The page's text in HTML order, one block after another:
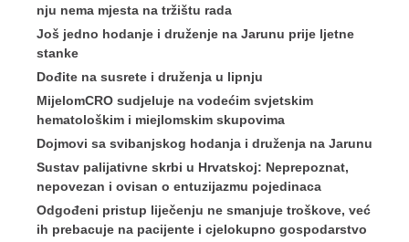
nju nema mjesta na tržištu rada
Još jedno hodanje i druženje na Jarunu prije ljetne
stanke
Dođite na susrete i druženja u lipnju
MijelomCRO sudjeluje na vodećim svjetskim
hematološkim i miejlomskim skupovima
Dojmovi sa svibanjskog hodanja i druženja na Jarunu
Sustav palijativne skrbi u Hrvatskoj: Neprepoznat,
nepovezan i ovisan o entuzijazmu pojedinaca
Odgođeni pristup liječenju ne smanjuje troškove, već
ih prebacuje na pacijente i cjelokupno gospodarstvo